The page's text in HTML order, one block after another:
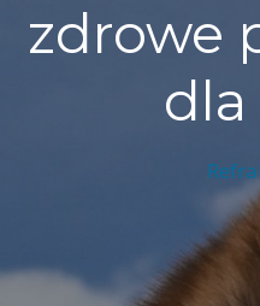
zdrowe
dla